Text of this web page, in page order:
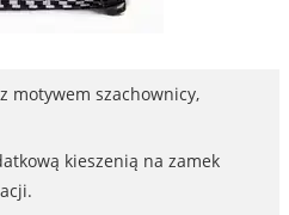
motywem szachownicy,
kieszenią na zamek